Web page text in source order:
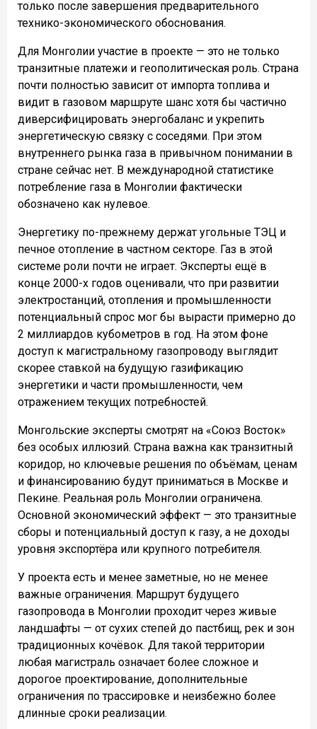
только после завершения предварительного
технико-экономического обоснования.
Для Монголии участие в проекте — это не только
транзитные платежи и геополитическая роль. Страна
почти полностью зависит от импорта топлива и
видит в газовом маршруте шанс хотя бы частично
диверсифицировать энергобаланс и укрепить
энергетическую связку с соседями. При этом
внутреннего рынка газа в привычном понимании в
стране сейчас нет. В международной статистике
потребление газа в Монголии фактически
обозначено как нулевое.
Энергетику по-прежнему держат угольные ТЭЦ и
печное отопление в частном секторе. Газ в этой
системе роли почти не играет. Эксперты ещё в
конце 2000-х годов оценивали, что при развитии
электростанций, отопления и промышленности
потенциальный спрос мог бы вырасти примерно до
2 миллиардов кубометров в год. На этом фоне
доступ к магистральному газопроводу выглядит
скорее ставкой на будущую газификацию
энергетики и части промышленности, чем
отражением текущих потребностей.
Монгольские эксперты смотрят на «Союз Восток»
без особых иллюзий. Страна важна как транзитный
коридор, но ключевые решения по объёмам, ценам
и финансированию будут приниматься в Москве и
Пекине. Реальная роль Монголии ограничена.
Основной экономический эффект — это транзитные
сборы и потенциальный доступ к газу, а не доходы
уровня экспортёра или крупного потребителя.
У проекта есть и менее заметные, но не менее
важные ограничения. Маршрут будущего
газопровода в Монголии проходит через живые
ландшафты — от сухих степей до пастбищ, рек и зон
традиционных кочёвок. Для такой территории
любая магистраль означает более сложное и
дорогое проектирование, дополнительные
ограничения по трассировке и неизбежно более
длинные сроки реализации.